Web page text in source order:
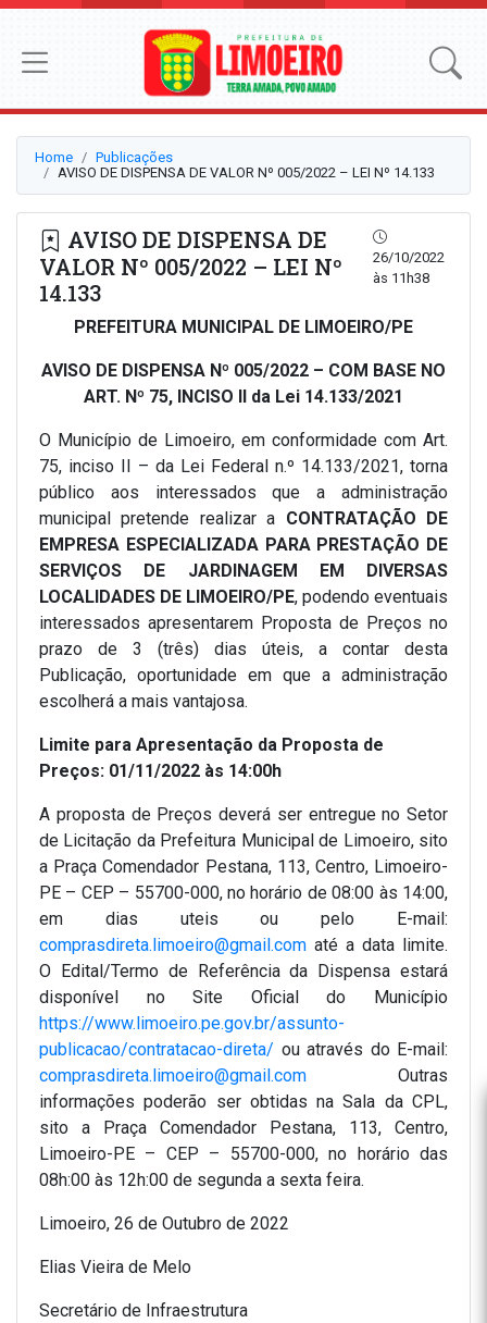
Home
Publicações
AVISO DE DISPENSA DE VALOR Nº 005/2022 – LEI Nº 14.133
AVISO DE DISPENSA DE
VALOR Nº 005/2022 – LEI Nº
14.133
26/10/2022
às 11h38
PREFEITURA MUNICIPAL DE LIMOEIRO/PE
AVISO DE DISPENSA Nº 005/2022 – COM BASE NO
ART. Nº 75, INCISO II da Lei 14.133/2021
O Município de Limoeiro, em conformidade com Art.
75, inciso II – da Lei Federal n.º 14.133/2021, torna
público aos interessados que a administração
municipal pretende realizar a CONTRATAÇÃO DE
EMPRESA ESPECIALIZADA PARA PRESTAÇÃO DE
SERVIÇOS DE JARDINAGEM EM DIVERSAS
LOCALIDADES DE LIMOEIRO/PE, podendo eventuais
interessados apresentarem Proposta de Preços no
prazo de 3 (três) dias úteis, a contar desta
Publicação, oportunidade em que a administração
escolherá a mais vantajosa.
Limite para Apresentação da Proposta de
Preços: 01/11/2022 às 14:00h
A proposta de Preços deverá ser entregue no Setor
de Licitação da Prefeitura Municipal de Limoeiro, sito
a Praça Comendador Pestana, 113, Centro, Limoeiro-
PE – CEP – 55700-000, no horário de 08:00 às 14:00,
em dias uteis ou pelo E-mail:
comprasdireta.limoeiro@gmail.com até a data limite.
O Edital/Termo de Referência da Dispensa estará
disponível no Site Oficial do Município
https://www.limoeiro.pe.gov.br/assunto-
publicacao/contratacao-direta/ ou através do E-mail:
comprasdireta.limoeiro@gmail.com Outras
informações poderão ser obtidas na Sala da CPL,
sito a Praça Comendador Pestana, 113, Centro,
Limoeiro-PE – CEP – 55700-000, no horário das
08h:00 às 12h:00 de segunda a sexta feira.
Limoeiro, 26 de Outubro de 2022
Elias Vieira de Melo
Secretário de Infraestrutura